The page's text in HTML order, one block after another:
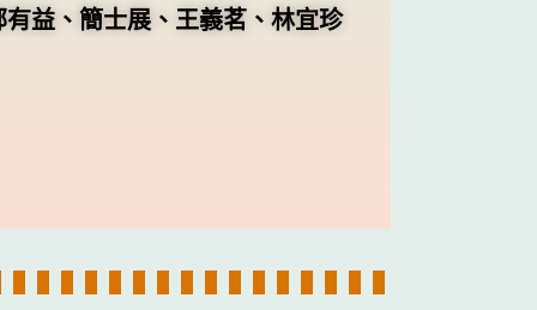
益、簡士展、王義茗、林宜珍